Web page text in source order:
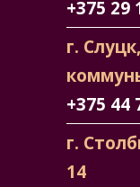
+375 29
г.
+375 44
г.
14